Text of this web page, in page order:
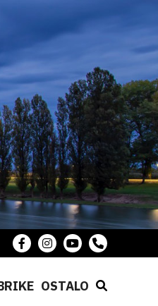
OSTALO